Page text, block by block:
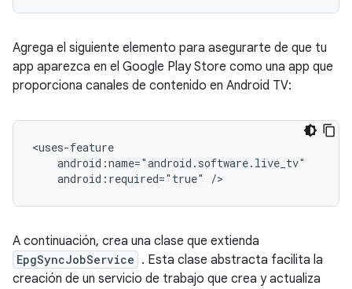
Agrega el siguiente elemento para asegurarte de que tu
app aparezca en el Google Play Store como una app que
proporciona canales de contenido en Android TV:
android:required="true"
/>
A continuación, crea una clase que extienda
EpgSyncJobService . Esta clase abstracta facilita la
creación de un servicio de trabajo que crea y actualiza